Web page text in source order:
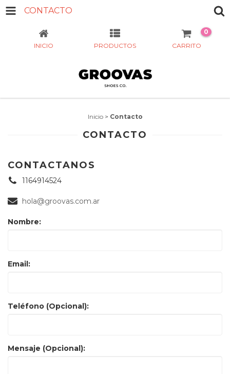
CONTACTO
INICIO PRODUCTOS CARRITO
0
Inicio > Contacto
CONTACTO
CONTACTANOS
1164914524
hola@groovas.com.ar
Nombre:
Email:
Teléfono (Opcional):
Mensaje (Opcional):